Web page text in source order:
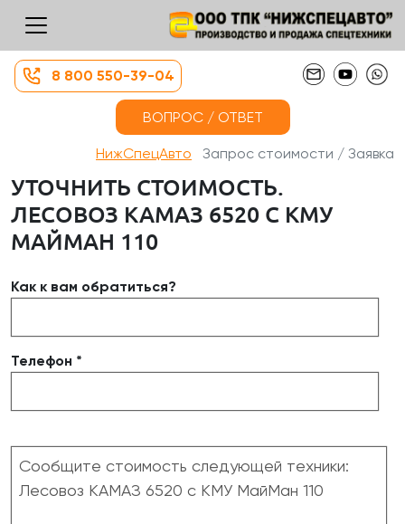
8 800 550-39-04
ВОПРОС / ОТВЕТ
НижСпецАвто Запрос стоимости / Заявка
УТОЧНИТЬ СТОИМОСТЬ.
ЛЕСОВОЗ КАМАЗ 6520 С КМУ
МАЙМАН 110
Как к вам обратиться?
Телефон *